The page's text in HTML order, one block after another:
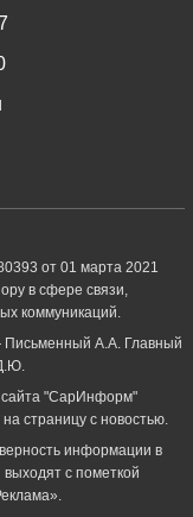
от 01 марта 2021
в сфере связи,
коммуникаций.
А.А. Главный
сайта "СарИнформ"
страницу с новостью.
информации в
с пометкой